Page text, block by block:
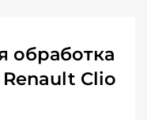
обработка
Clio